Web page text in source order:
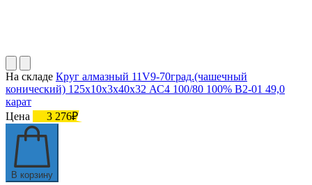
На складе Круг алмазный 11V9-70град.(чашечный
конический) 125х10х3х40х32 АС4 100/80 100% В2-01 49,0
карат
Цена
3 276₽
В корзину